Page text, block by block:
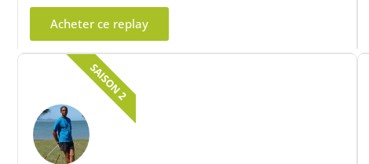
Acheter ce replay
SAISON 2